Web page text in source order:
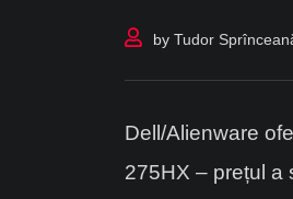
by Tudor
Dell/Alienware
275HX – prețul a